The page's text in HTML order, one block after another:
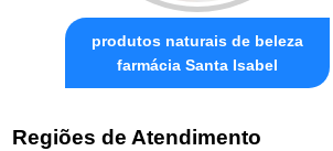
produtos naturais de beleza
farmácia Santa Isabel
Regiões de Atendimento